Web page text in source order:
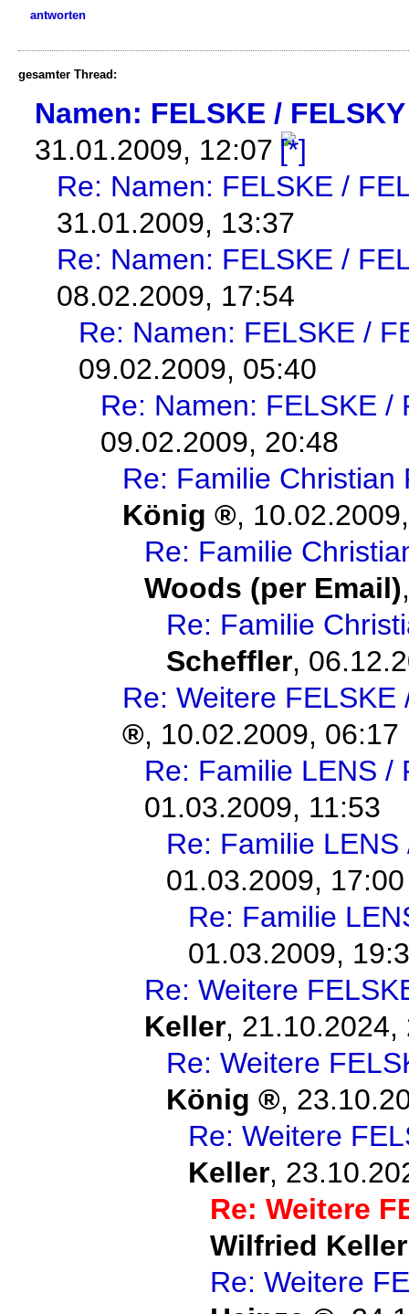
antworten
gesamter Thread:
Namen: FELSKE / FELSKY
31.01.2009, 12:07
Re: Namen: FELSKE /
31.01.2009, 13:37
Re: Namen: FELSKE /
08.02.2009, 17:54
Re: Namen: FELSKE /
09.02.2009, 05:40
Re: Namen: FELSKE /
09.02.2009, 20:48
Re: Familie Christian
König
,
Re: Familie
Woods (per Email)
Re: Familie
Scheffler,
Re: Weitere
, 10.02.2009, 06:17
Re: Familie LENS /
01.03.2009, 11:53
Re: Familie LENS
01.03.2009, 17:00
Re: Familie
01.03.2009,
Re: Weitere
Keller, 21.10.2024,
Re: Weitere
König
,
Re: Weitere
Keller,
Re: Weitere
Wilfried Keller
Re: Weitere